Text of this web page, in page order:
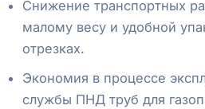
Снижение транспортных
малому весу и удобной
отрезках.
Экономия в процессе
службы ПНД труб для